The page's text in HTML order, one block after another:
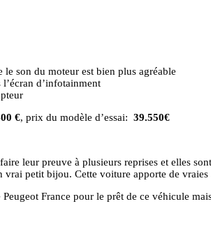
son du moteur est bien plus agréable
d’infotainment
€, prix du modèle d’essai: 39.550€
leur preuve à plusieurs reprises et elles
vrai petit bijou. Cette voiture apporte de
France pour le prêt de ce véhicule